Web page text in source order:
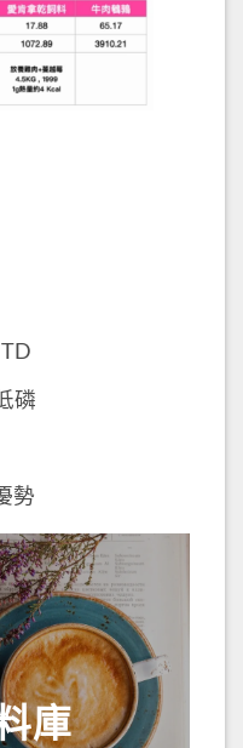
磷
勢
庫